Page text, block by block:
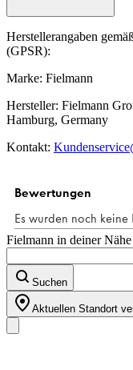
Herstellerangaben
(GPSR):
Marke: Fielmann
Hersteller: Fielmann
Hamburg, Germany
Kontakt:
Fielmann in deiner
Suchen
Aktuellen Standort